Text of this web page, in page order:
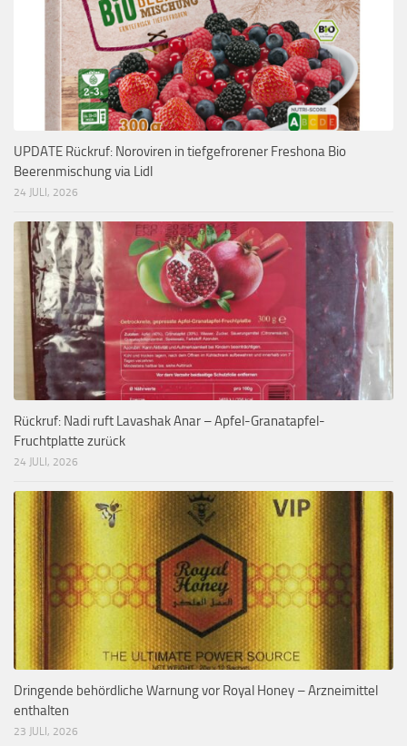
UPDATE Rückruf: Noroviren in tiefgefrorener Freshona Bio
Beerenmischung via Lidl
24 JULI, 2026
Rückruf: Nadi ruft Lavashak Anar – Apfel-Granatapfel-
Fruchtplatte zurück
24 JULI, 2026
Dringende behördliche Warnung vor Royal Honey – Arzneimittel
enthalten
23 JULI, 2026